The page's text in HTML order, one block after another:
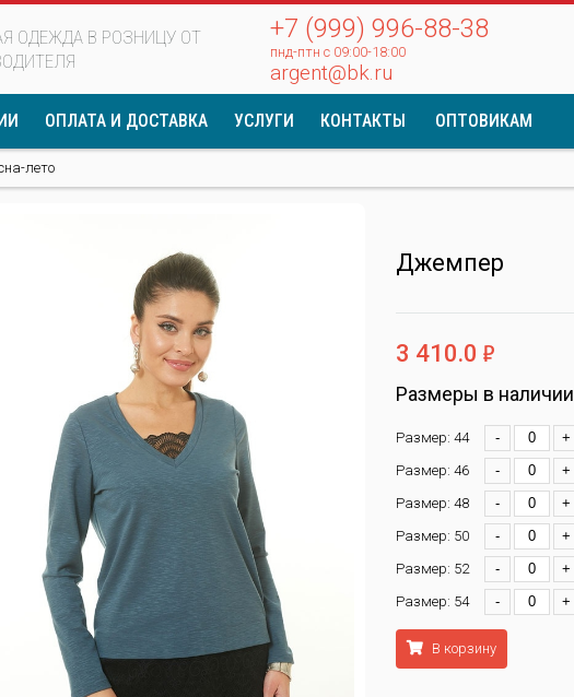
ОДЕЖДА В РОЗНИЦУ ОТ
+7 (999) 996-88-38
пнд-птн с 09:00-18:00
argent@bk.ru
ОПЛАТА И ДОСТАВКА УСЛУГИ КОНТАКТЫ ОПТОВИКАМ
лето
Джемпер
3 410.0 ф
Размеры в наличии
Размер: 44 -
+
Размер: 46
-
+
Размер: 48
-
+
Размер: 50
-
+
Размер: 52
-
+
Размер: 54
- +
В корзину